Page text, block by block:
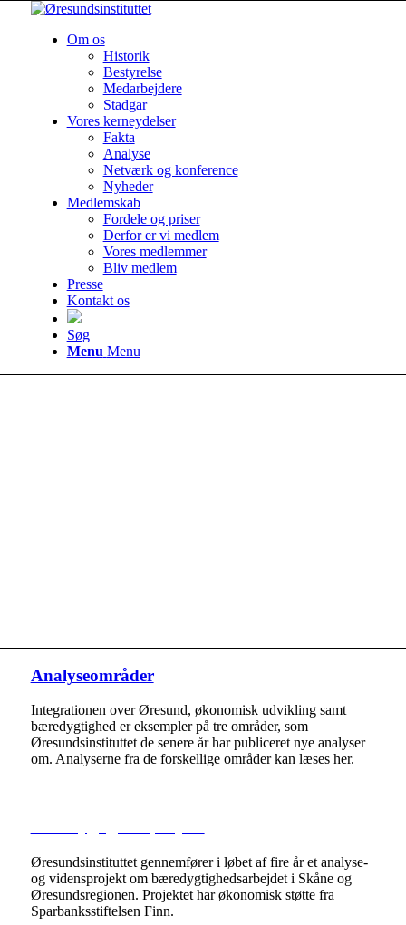
Om os
Historik
Bestyrelse
Medarbejdere
Stadgar
Vores kerneydelser
Fakta
Analyse
Netværk og konference
Nyheder
Medlemskab
Fordele og priser
Derfor er vi medlem
Vores medlemmer
Bliv medlem
Presse
Kontakt os
Søg
Menu Menu
Analyseområder
Integrationen over Øresund, økonomisk udvikling samt
bæredygtighed er eksempler på tre områder, som
Øresundsinstituttet de senere år har publiceret nye analyser
om. Analyserne fra de forskellige områder kan læses her.
Øresundsinstituttet gennemfører i løbet af fire år et analyse-
og vidensprojekt om bæredygtighedsarbejdet i Skåne og
Øresundsregionen. Projektet har økonomisk støtte fra
Sparbanksstiftelsen Finn.